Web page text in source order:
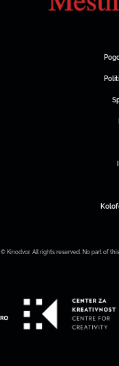
© Kinodvor. All rights reserved. No part of